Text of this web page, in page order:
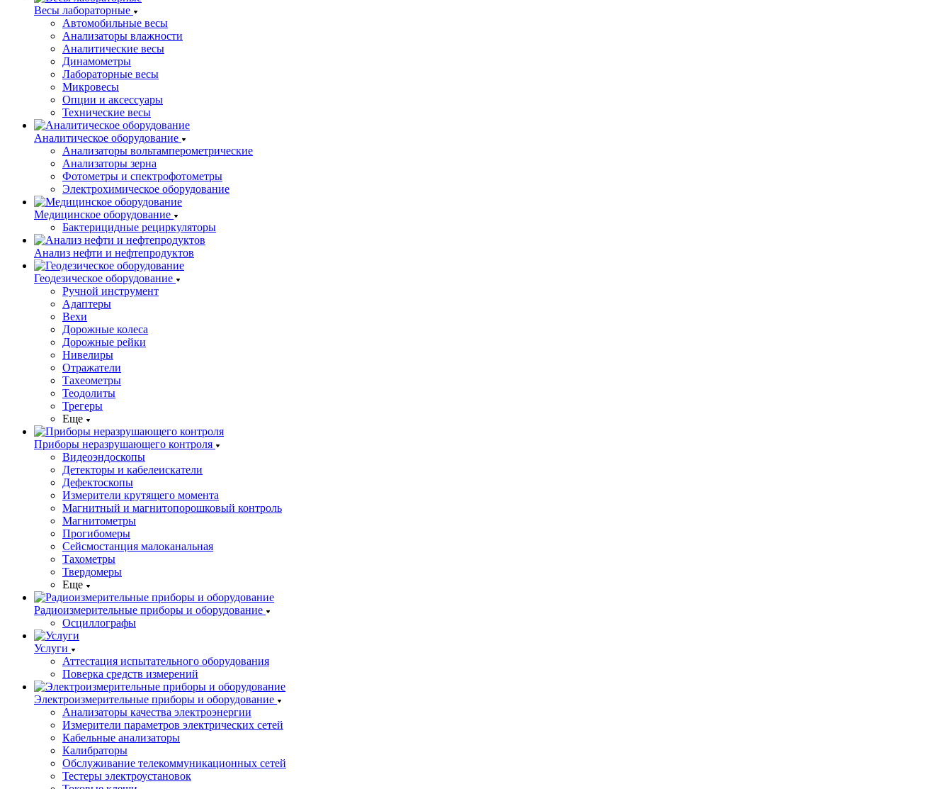
Весы лабораторные
Автомобильные весы
Анализаторы влажности
Аналитические весы
Динамометры
Лабораторные весы
Микровесы
Опции и аксессуары
Технические весы
Аналитическое оборудование
Анализаторы вольтамперометрические
Анализаторы зерна
Фотометры и спектрофотометры
Электрохимическое оборудование
Медицинское оборудование
Бактерицидные рециркуляторы
Анализ нефти и нефтепродуктов
Геодезическое оборудование
Ручной инструмент
Адаптеры
Вехи
Дорожные колеса
Дорожные рейки
Нивелиры
Отражатели
Тахеометры
Теодолиты
Трегеры
Еще
Приборы неразрушающего контроля
Видеоэндоскопы
Детекторы и кабелеискатели
Дефектоскопы
Измерители крутящего момента
Магнитный и магнитопорошковый контроль
Магнитометры
Прогибомеры
Сейсмостанция малоканальная
Тахометры
Твердомеры
Еще
Радиоизмерительные приборы и оборудование
Осциллографы
Услуги
Аттестация испытательного оборудования
Поверка средств измерений
Электроизмерительные приборы и оборудование
Анализаторы качества электроэнергии
Измерители параметров электрических сетей
Кабельные анализаторы
Калибраторы
Обслуживание телекоммуникационных сетей
Тестеры электроустановок